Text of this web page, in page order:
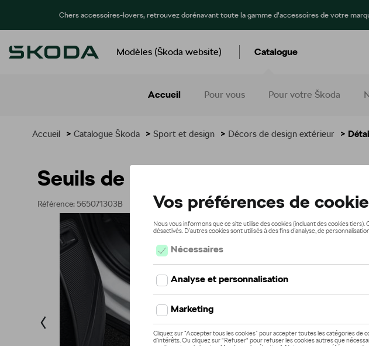
Chers accessoires-lovers, retrouvez dorénavant toute la gamme d’accessoires de votre
Modèles (Škoda website) Catalogue
Accueil Pour vous Pour votre Škoda
Accueil > Catalogue Škoda > Sport et design > Décors de design extérieur >
Seuils de porte décoratifs
Référence: 565071303B